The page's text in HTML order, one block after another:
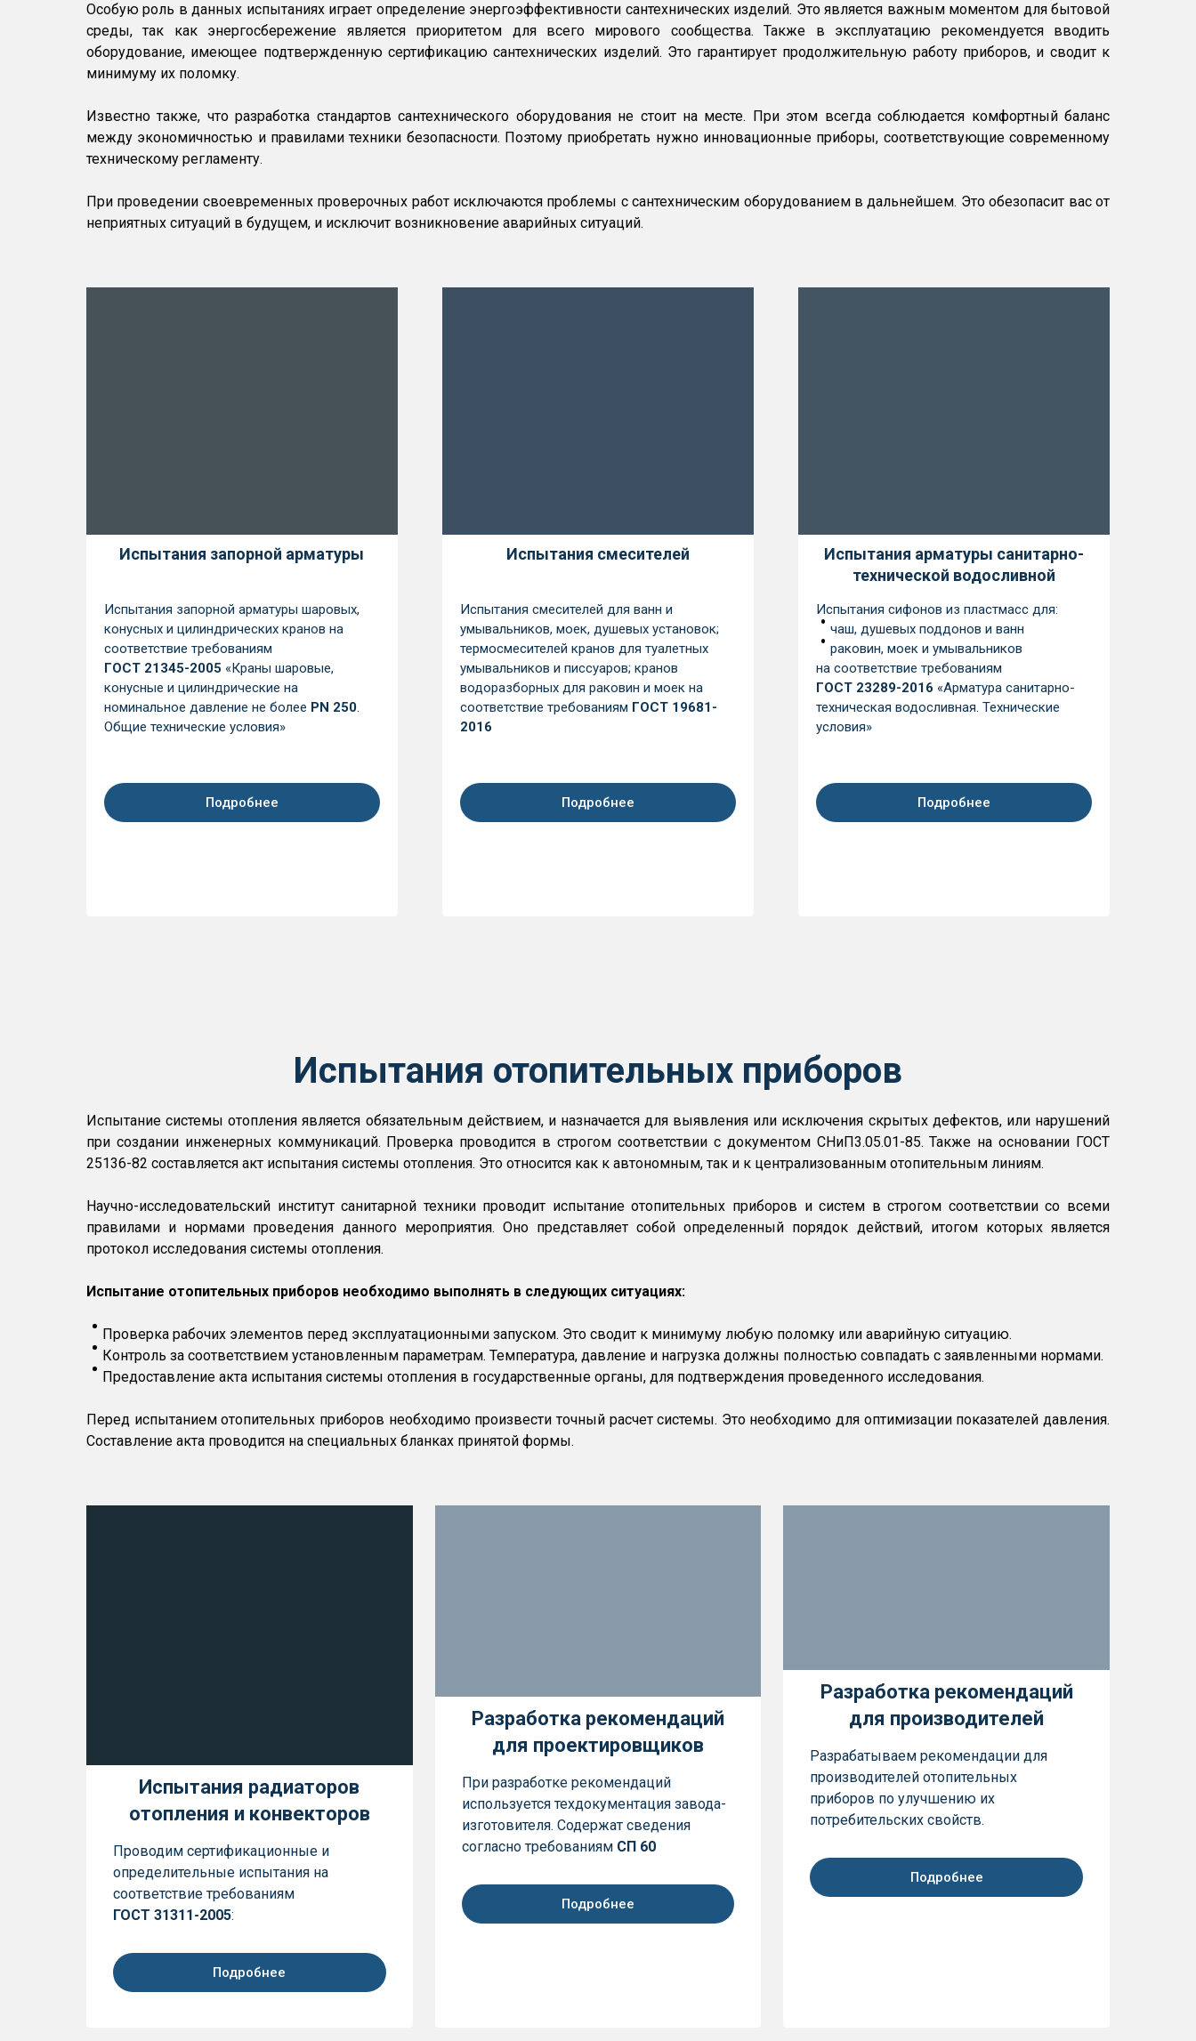
Особую роль в данных испытаниях играет определение энергоэффективности сантехнических изделий. Это является важным моментом для бытовой
среды, так как энергосбережение является приоритетом для всего мирового сообщества. Также в эксплуатацию рекомендуется вводить
оборудование, имеющее подтвержденную сертификацию сантехнических изделий. Это гарантирует продолжительную работу приборов, и сводит к
минимуму их поломку.
Известно также, что разработка стандартов сантехнического оборудования не стоит на месте. При этом всегда соблюдается комфортный баланс
между экономичностью и правилами техники безопасности. Поэтому приобретать нужно инновационные приборы, соответствующие современному
техническому регламенту.
При проведении своевременных проверочных работ исключаются проблемы с сантехническим оборудованием в дальнейшем. Это обезопасит вас от
неприятных ситуаций в будущем, и исключит возникновение аварийных ситуаций.
Испытания запорной арматуры
Испытания запорной арматуры шаровых,
конусных и цилиндрических кранов на
соответствие требованиям
ГОСТ 21345-2005 «Краны шаровые,
конусные и цилиндрические на
номинальное давление не более PN 250.
Общие технические условия»
Подробнее
Испытания смесителей
Испытания смесителей для ванн и
умывальников, моек, душевых установок;
термосмесителей кранов для туалетных
умывальников и писсуаров; кранов
водоразборных для раковин и моекна
соответствие требованиям ГОСТ 19681-
2016
Подробнее
Испытания арматуры санитарно-
технической водосливной
Испытания сифонов из пластмасс для:
чаш, душевых поддонов и ванн
раковин, моек и умывальников
на соответствие требованиям
ГОСТ 23289-2016 «Арматура санитарно-
техническая водосливная. Технические
условия»
Подробнее
Испытания отопительных приборов
Испытание системы отопления является обязательным действием, и назначается для выявления или исключения скрытых дефектов, или нарушений
при создании инженерных коммуникаций. Проверка проводится в строгом соответствии с документом СНиП3.05.01-85. Также на основании ГОСТ
25136-82 составляется акт испытания системы отопления. Это относится как к автономным, так и к централизованным отопительным линиям.
Научно-исследовательский институт санитарной техники проводит испытание отопительных приборов и систем в строгом соответствии со всеми
правилами и нормами проведения данного мероприятия. Оно представляет собой определенный порядок действий, итогом которых является
протокол исследования системы отопления.
Испытание отопительных приборов необходимо выполнять в следующих ситуациях:
Проверка рабочих элементов перед эксплуатационными запуском. Это сводит к минимуму любую поломку или аварийную ситуацию.
Контроль за соответствием установленным параметрам. Температура, давление и нагрузка должны полностью совпадать с заявленными нормами.
Предоставление акта испытания системы отопления в государственные органы, для подтверждения проведенного исследования.
Перед испытанием отопительных приборов необходимо произвести точный расчет системы. Это необходимо для оптимизации показателей давления.
Составление акта проводится на специальных бланках принятой формы.
Испытания радиаторов
отопления и конвекторов
Проводим сертификационные и
определительные испытания на
соответствие требованиям
ГОСТ 31311-2005:
Подробнее
Разработка рекомендаций
для проектировщиков
При разработке рекомендаций
используется техдокументация завода-
изготовителя. Содержат сведения
согласно требованиям СП 60
Подробнее
Разработка рекомендаций
для производителей
Разрабатываем рекомендации для
производителей отопительных
приборов по улучшению их
потребительских свойств.
Подробнее